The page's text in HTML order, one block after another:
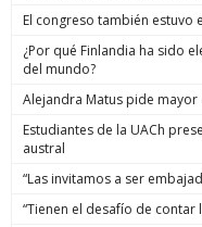
El congreso también estuvo
¿Por qué Finlandia ha sido
del mundo?
Alejandra Matus pide mayor
Estudiantes de la UACh
austral
“Las invitamos a ser
“Tienen el desafío de contar